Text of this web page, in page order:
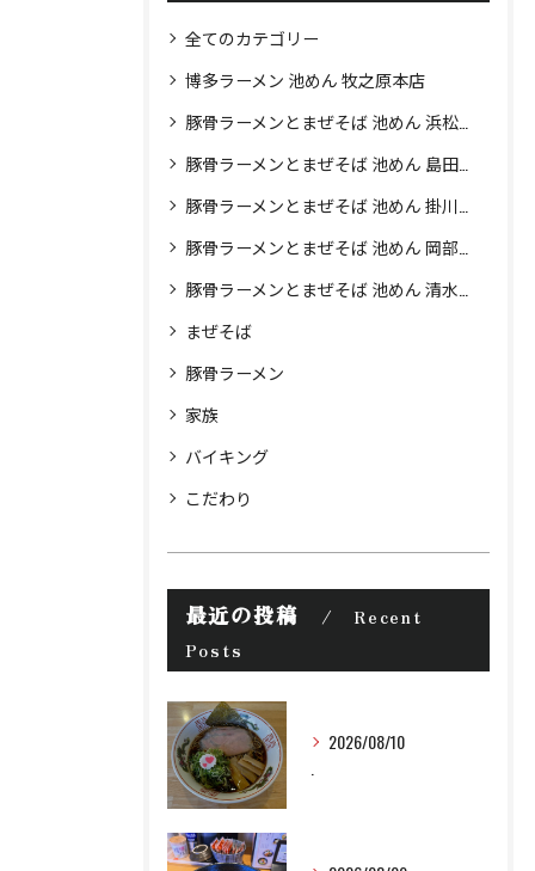
全てのカテゴリー
博多ラーメン 池めん 牧之原本店
豚骨ラーメンとまぜそば 池めん 浜松店
豚骨ラーメンとまぜそば 池めん 島田店
豚骨ラーメンとまぜそば 池めん 掛川店
豚骨ラーメンとまぜそば 池めん 岡部店
豚骨ラーメンとまぜそば 池めん 清水町店
まぜそば
豚骨ラーメン
家族
バイキング
こだわり
最近の投稿
Recent
Posts
2026/08/10